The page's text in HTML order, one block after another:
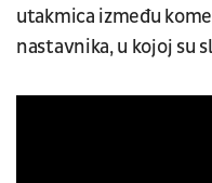
utakmica između
nastavnika, u kojoj su